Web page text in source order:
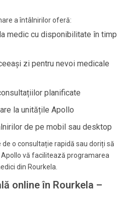
a întâlnirilor oferă:
medic cu disponibilitate în timp
zi pentru nevoi medicale
planificate
la unitățile Apollo
de pe mobil sau desktop
o consultație rapidă sau doriți să
vă facilitează programarea
din Rourkela.
online în Rourkela –